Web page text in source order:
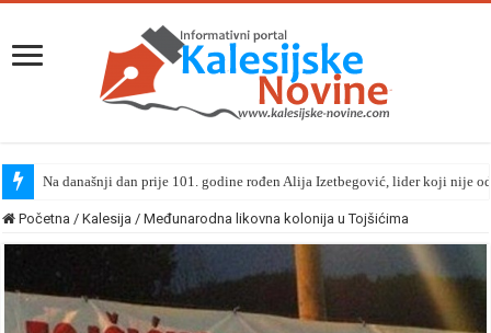
Na današnji dan prije 101. godine rođen Alija Izetbegović, lider koji nije
Početna / Kalesija / Međunarodna likovna kolonija u Tojšićima